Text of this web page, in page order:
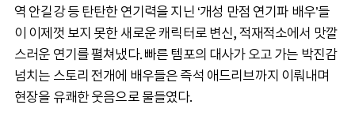
역 안길강 등 탄탄한 연기력을 지닌 ‘개성 만점 연기파 배우’들
이 이제껏 보지 못한 새로운 캐릭터로 변신, 적재적소에서 맛깔
스러운 연기를 펼쳐냈다. 빠른 템포의 대사가 오고 가는 박진감
넘치는 스토리 전개에 배우들은 즉석 애드리브까지 이뤄내며
현장을 유쾌한 웃음으로 물들였다.